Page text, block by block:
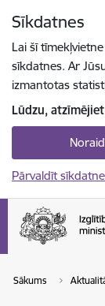
Sīkdatnes
Lai šī
sīkdatnes. Ar
izmantotas
Lūdzu,
Pārvaldīt
Sākums